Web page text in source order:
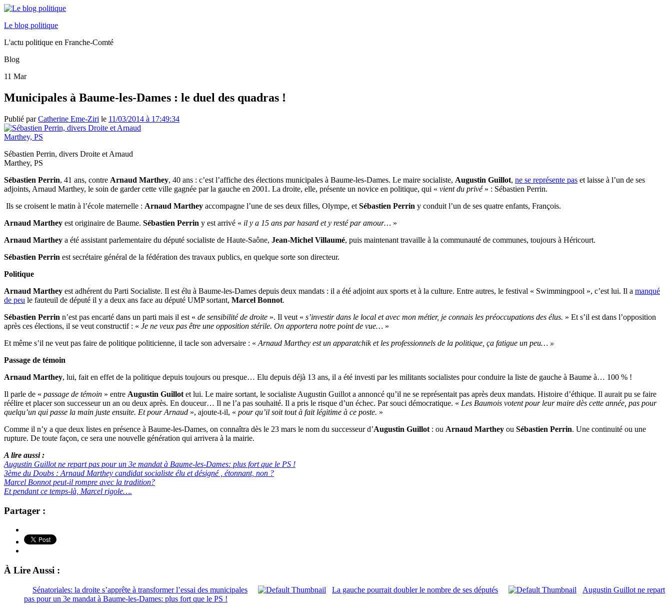
Le blog politique
L'actu politique en Franche-Comté
Blog
11 Mar
Municipales à Baume-les-Dames : le duel des quadras !
Publié parCatherine Eme-Ziri le 11/03/2014 à 17:49:34
Sébastien Perrin, divers Droite et Arnaud
Marthey, PS
Sébastien Perrin, 41 ans, contre Arnaud Marthey, 40 ans : c’est l’affiche des élections municipales à Baume-les-Dames. Le maire socialiste, Augustin Guillot, ne se représente pas et laisse à l’un de ses
adjoints, Arnaud Marthey, le soin de garder cette ville gagnée par la gauche en 2001. La droite, elle, présente un novice en politique, qui « vient du privé» : Sébastien Perrin.
Ils se croisent le matin à l’école maternelle : Arnaud Marthey accompagne l’une de ses deux filles, Olympe, et Sébastien Perrin y conduit l’un de ses quatre enfants, François.
Arnaud Marthey est originaire de Baume. Sébastien Perrin y est arrivé « il y a 15 ans par hasard et y resté par amour… »
Arnaud Marthey a été assistant parlementaire du député socialiste de Haute-Saône, Jean-Michel Villaumé, puis maintenant travaille à la communauté de communes, toujours à Héricourt.
Sébastien Perrin est secrétaire général de la fédération des travaux publics, en quelque sorte son directeur.
Politique
Arnaud Marthey est adhérent du Parti Socialiste. Il est élu à Baume-les-Dames depuis deux mandats : il a été adjoint aux sports et à la culture. Entre autres, le festival « Swimmingpool », c’est lui. Il a manqué
de peu le fauteuil de député il y a deux ans face au député UMP sortant, Marcel Bonnot.
Sébastien Perrin n’est pas encarté dans un parti mais il est « de sensibilité de droite ». Il veut « s’investir dans le local et avec mon métier, je connais les préoccupations des élus. » Et s’il est dans l’opposition
après ces élections, il se veut constructif : « Je ne veux pas être une opposition stérile. On apportera notre point de vue… »
Et même s’il ne veut pas faire de politique politicienne, il tacle son adversaire : « Arnaud Marthey est un apparatchik et les professionnels de la politique, ça fatigue un peu… »
Passage de témoin
Arnaud Marthey, lui, fait en effet de la politique depuis toujours ou presque… Elu depuis déjà 13 ans, il a été investi par les militants socialistes pour conduire la liste de gauche à Baume à… 100 % !
Il parle de « passage de témoin » entre Augustin Guillot et lui. Le maire sortant, le socialiste Augustin Guillot a annoncé qu’il ne se représentait pas après deux mandats. Histoire d’éthique. Il aurait pu se faire
réélire et placer son successeur un an ou deux après. En douceur… Il ne l’a pas souhaité. Il a pris le risque d’un échec. Par souci démocratique. « Les Baumois votent pour leur maire dès cette année, pas pour
quelqu’un qui passe la main juste ensuite. Et pour Arnaud », ajoute-t-il, « pour qu’il soit tout à fait légitime à ce poste. »
Comme il n’y a que deux listes en présence à Baume-les-Dames, on connaîtra dès le 23 mars le nom du successeur d’Augustin Guillot : ou Arnaud Marthey ou Sébastien Perrin. Une continuité ou une
rupture. De toute façon, ce sera une nouvelle génération qui arrivera à la mairie.
A lire aussi :
Augustin Guillot ne repart pas pour un 3e mandat à Baume-les-Dames: plus fort que le PS !
3ème du Doubs : Arnaud Marthey candidat socialiste élu et désigné , étonnant, non ?
Marcel Bonnot peut-il rompre avec la tradition?
Et pendant ce temps-là, Marcel rigole….
Partager :
À Lire Aussi :
Sénatoriales: la droite s’apprête à transformer l’essai des municipales La gauche pourrait doubler le nombre de ses députés
Augustin Guillot ne repart
pas pour un 3e mandat à Baume-les-Dames: plus fort que le PS !